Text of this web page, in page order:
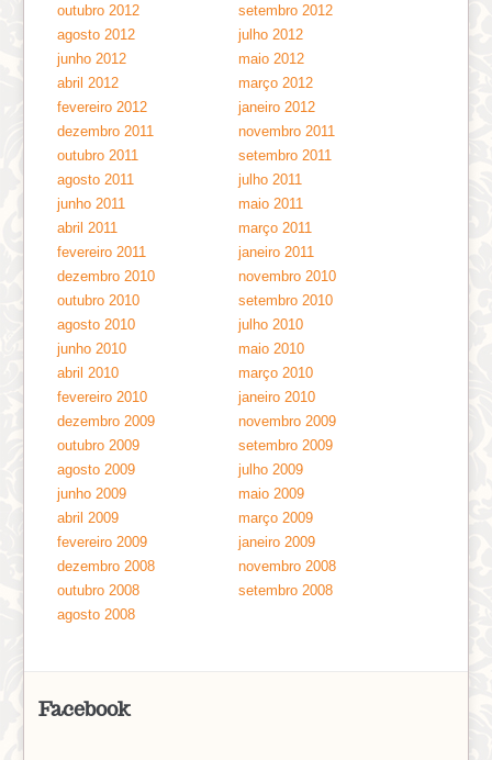
outubro 2012
setembro 2012
agosto 2012
julho 2012
junho 2012
maio 2012
abril 2012
março 2012
fevereiro 2012
janeiro 2012
dezembro 2011
novembro 2011
outubro 2011
setembro 2011
agosto 2011
julho 2011
junho 2011
maio 2011
abril 2011
março 2011
fevereiro 2011
janeiro 2011
dezembro 2010
novembro 2010
outubro 2010
setembro 2010
agosto 2010
julho 2010
junho 2010
maio 2010
abril 2010
março 2010
fevereiro 2010
janeiro 2010
dezembro 2009
novembro 2009
outubro 2009
setembro 2009
agosto 2009
julho 2009
junho 2009
maio 2009
abril 2009
março 2009
fevereiro 2009
janeiro 2009
dezembro 2008
novembro 2008
outubro 2008
setembro 2008
agosto 2008
Facebook